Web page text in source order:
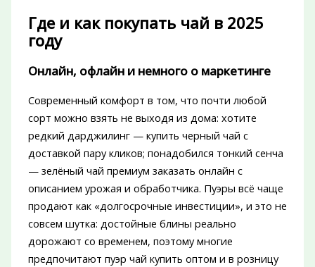
Где и как покупать чай в 2025
году
Онлайн, офлайн и немного о маркетинге
Современный комфорт в том, что почти любой
сорт можно взять не выходя из дома: хотите
редкий дарджилинг — купить черный чай с
доставкой пару кликов; понадобился тонкий сенча
— зелёный чай премиум заказать онлайн с
описанием урожая и обработчика. Пуэры всё чаще
продают как «долгосрочные инвестиции», и это не
совсем шутка: достойные блины реально
дорожают со временем, поэтому многие
предпочитают пуэр чай купить оптом и в розницу